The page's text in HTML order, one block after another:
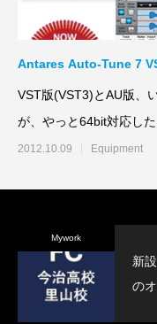
Antares Auto-Tune 7
VST版(VST3)とAU版、
が、やっと64bit対応し
2012.10.09 Equipment
Mywork
新
の